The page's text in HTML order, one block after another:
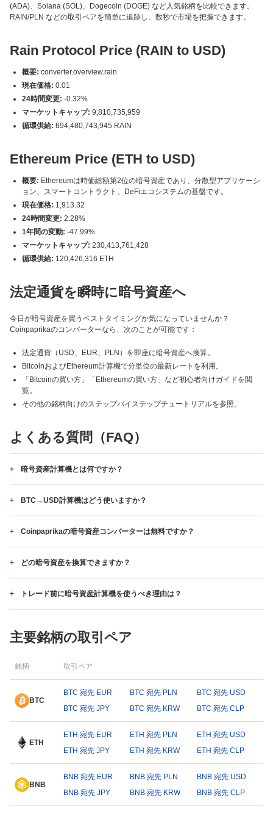
(ADA)、Solana (SOL)、Dogecoin (DOGE) など人気銘柄を比較できます。
RAIN/PLN などの取引ペアを簡単に追跡し、数秒で市場を把握できます。
Rain Protocol Price (RAIN to USD)
概要: converter.overview.rain
現在価格: 0.01
24時間変更: -0.32%
マーケットキャップ: 9,810,735,959
循環供給: 694,480,743,945 RAIN
Ethereum Price (ETH to USD)
概要: Ethereumは時価総額第2位の暗号資産であり、分散型アプリケーシ
ョン、スマートコントラクト、DeFiエコシステムの基盤です。
現在価格: 1,913.32
24時間変更: 2.28%
1年間の変動: -47.99%
マーケットキャップ: 230,413,761,428
循環供給: 120,426,316 ETH
法定通貨を瞬時に暗号資産へ
今日が暗号資産を買うベストタイミングか気になっていませんか？
Coinpaprikaのコンバーターなら、次のことが可能です：
法定通貨（USD、EUR、PLN）を即座に暗号資産へ換算。
BitcoinおよびEthereum計算機で分単位の最新レートを利用。
「Bitcoinの買い方」「Ethereumの買い方」など初心者向けガイドを閲
覧。
その他の銘柄向けのステップバイステップチュートリアルを参照。
よくある質問（FAQ）
暗号資産計算機とは何ですか？
BTC→USD計算機はどう使いますか？
Coinpaprikaの暗号資産コンバーターは無料ですか？
どの暗号資産を換算できますか？
トレード前に暗号資産計算機を使うべき理由は？
主要銘柄の取引ペア
銘柄 取引ペア
BTC
BTC 宛先 EUR BTC 宛先 PLN
BTC 宛先 USD
BTC 宛先 JPY
BTC 宛先 KRW BTC 宛先 CLP
ETH
ETH 宛先 EUR ETH 宛先 PLN
ETH 宛先 USD
ETH 宛先 JPY
ETH 宛先 KRW ETH 宛先 CLP
BNB
BNB 宛先 EUR BNB 宛先 PLN
BNB 宛先 USD
BNB 宛先 JPY
BNB 宛先 KRW BNB 宛先 CLP